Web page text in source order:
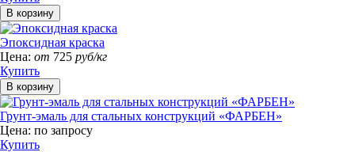
Эпоксидная краска
Цена: от 725 руб/кг
Купить
Грунт-эмаль для стальных конструкций «ФАРБЕН»
Цена: по запросу
Купить